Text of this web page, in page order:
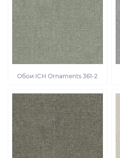
Обои ІСН Ornaments 361-2